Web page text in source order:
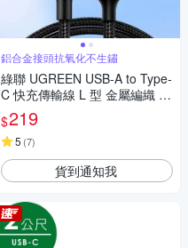
鋁合金接頭抗氧化不生鏽
綠聯 UGREEN USB-A to Type-
C 快充傳輸線 L 型 金屬編織 電
競專用版 2M
$219
5 (7)
貨到通知我